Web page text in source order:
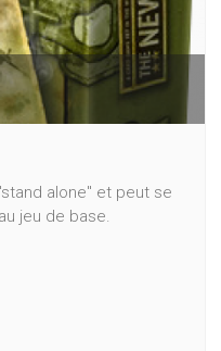
alone" et peut se
jeu de base.